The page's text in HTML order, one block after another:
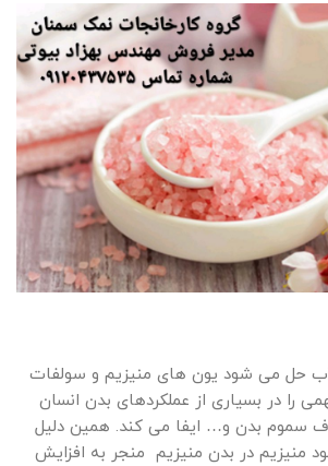
حل می شود یون های منیزیم و سولفات
را در بسیاری از عملکردهای بدن انسان
سموم بدن و… ایفا می کند. همین دلیل
منیزیم در بدن منیزیم منجر به افزایش